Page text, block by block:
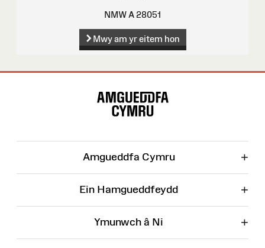
NMW A 28051
Mwy am yr eitem hon
Amgueddfa Cymru +
Ein Hamgueddfeydd +
Ymunwch â Ni +